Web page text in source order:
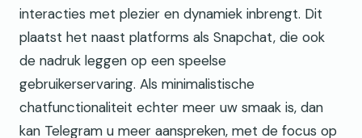
interacties met plezier en dynamiek inbrengt. Dit
plaatst het naast platforms als Snapchat, die ook
de nadruk leggen op een speelse
gebruikerservaring. Als minimalistische
chatfunctionaliteit echter meer uw smaak is, dan
kan Telegram u meer aanspreken, met de focus op